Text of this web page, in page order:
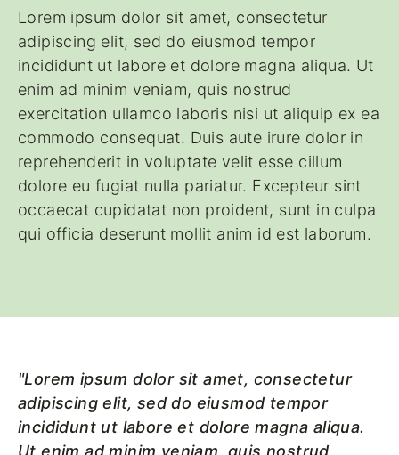
Lorem ipsum dolor sit amet, consectetur
adipiscing elit, sed do eiusmod tempor
incididunt ut labore et dolore magna aliqua. Ut
enim ad minim veniam, quis nostrud
exercitation ullamco laboris nisi ut aliquip ex ea
commodo consequat. Duis aute irure dolor in
reprehenderit in voluptate velit esse cillum
dolore eu fugiat nulla pariatur. Excepteur sint
occaecat cupidatat non proident, sunt in culpa
qui officia deserunt mollit anim id est laborum.
"Lorem ipsum dolor sit amet, consectetur
adipiscing elit, sed do eiusmod tempor
incididunt ut labore et dolore magna aliqua.
Ut enim ad minim veniam, quis nostrud